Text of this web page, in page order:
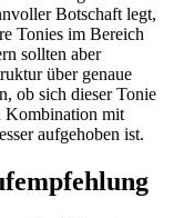
Botschaft legt,
Tonies im Bereich
sollten aber
über genaue
ob sich dieser Tonie
Kombination mit
aufgehoben ist.